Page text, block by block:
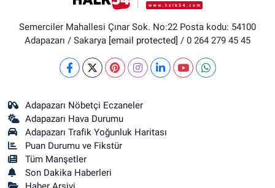
Semerciler Mahallesi Çınar Sok. No:22 Posta kodu: 54100
Adapazarı / Sakarya [email protected] / 0 264 279 45 45
Adapazarı Nöbetçi Eczaneler
Adapazarı Hava Durumu
Adapazarı Trafik Yoğunluk Haritası
Puan Durumu ve Fikstür
Tüm Manşetler
Son Dakika Haberleri